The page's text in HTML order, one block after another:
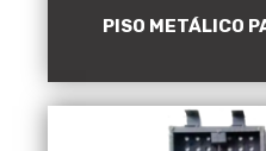
PISO METÁLICO